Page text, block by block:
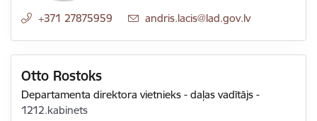
+371 27875959 E-pasts:
andris.lacis@lad.gov.lv
Otto Rostoks
Departamenta direktora vietnieks - daļas vadītājs -
1212.kabinets